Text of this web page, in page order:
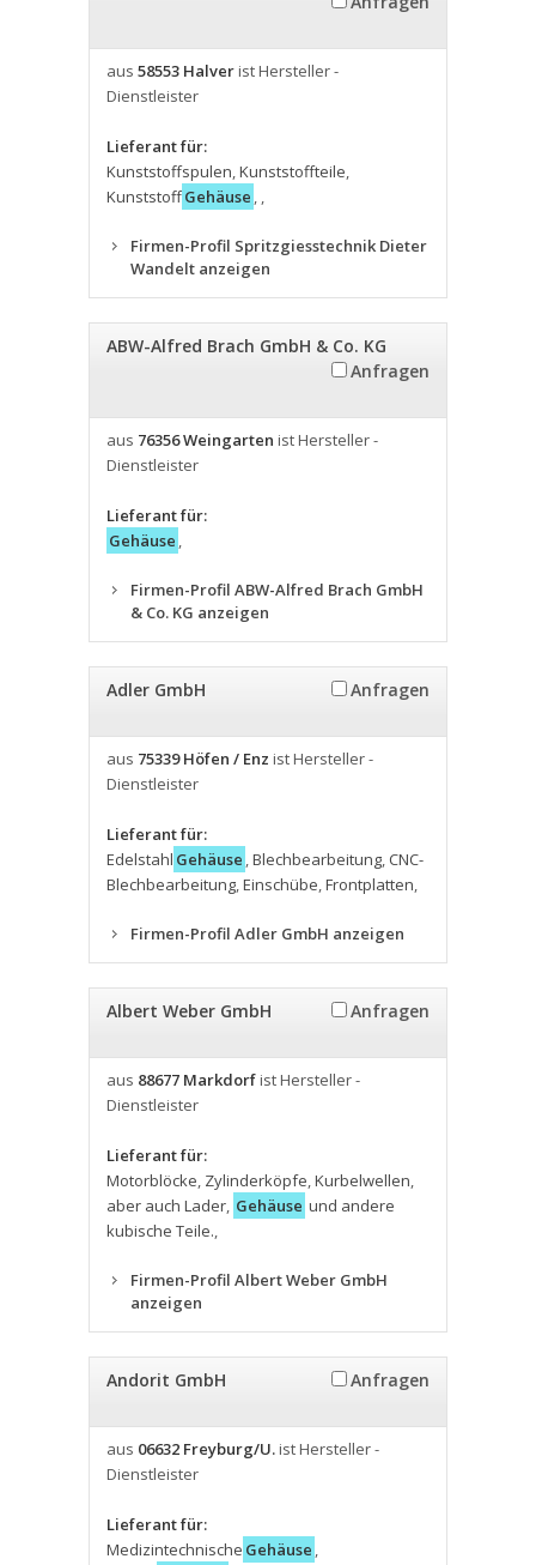
aus 58553 Halverist Hersteller -
Dienstleister
Lieferant für:
Kunststoffspulen,Kunststoffteile,
KunststoffGehäuse , ,
Firmen-Profil Spritzgiesstechnik Dieter
Wandelt anzeigen
ABW-Alfred Brach GmbH & Co. KG
Anfragen
aus 76356 Weingarten ist Hersteller -
Dienstleister
Lieferant für:
Gehäuse ,
Firmen-Profil ABW-Alfred Brach GmbH
& Co. KG anzeigen
Adler GmbH Anfragen
aus 75339 Höfen / Enz ist Hersteller -
Dienstleister
Lieferant für:
Edelstahl Gehäuse ,Blechbearbeitung, CNC-
Blechbearbeitung,Einschübe,Frontplatten,
Firmen-Profil Adler GmbH anzeigen
Albert Weber GmbH Anfragen
aus 88677 Markdorfist Hersteller -
Dienstleister
Lieferant für:
Motorblöcke, Zylinderköpfe,Kurbelwellen,
aber auch Lader, Gehäuse und andere
kubische Teile.,
Firmen-Profil Albert Weber GmbH
anzeigen
Andorit GmbH Anfragen
aus 06632 Freyburg/U.ist Hersteller -
Dienstleister
Lieferant für:
Medizintechnische Gehäuse ,